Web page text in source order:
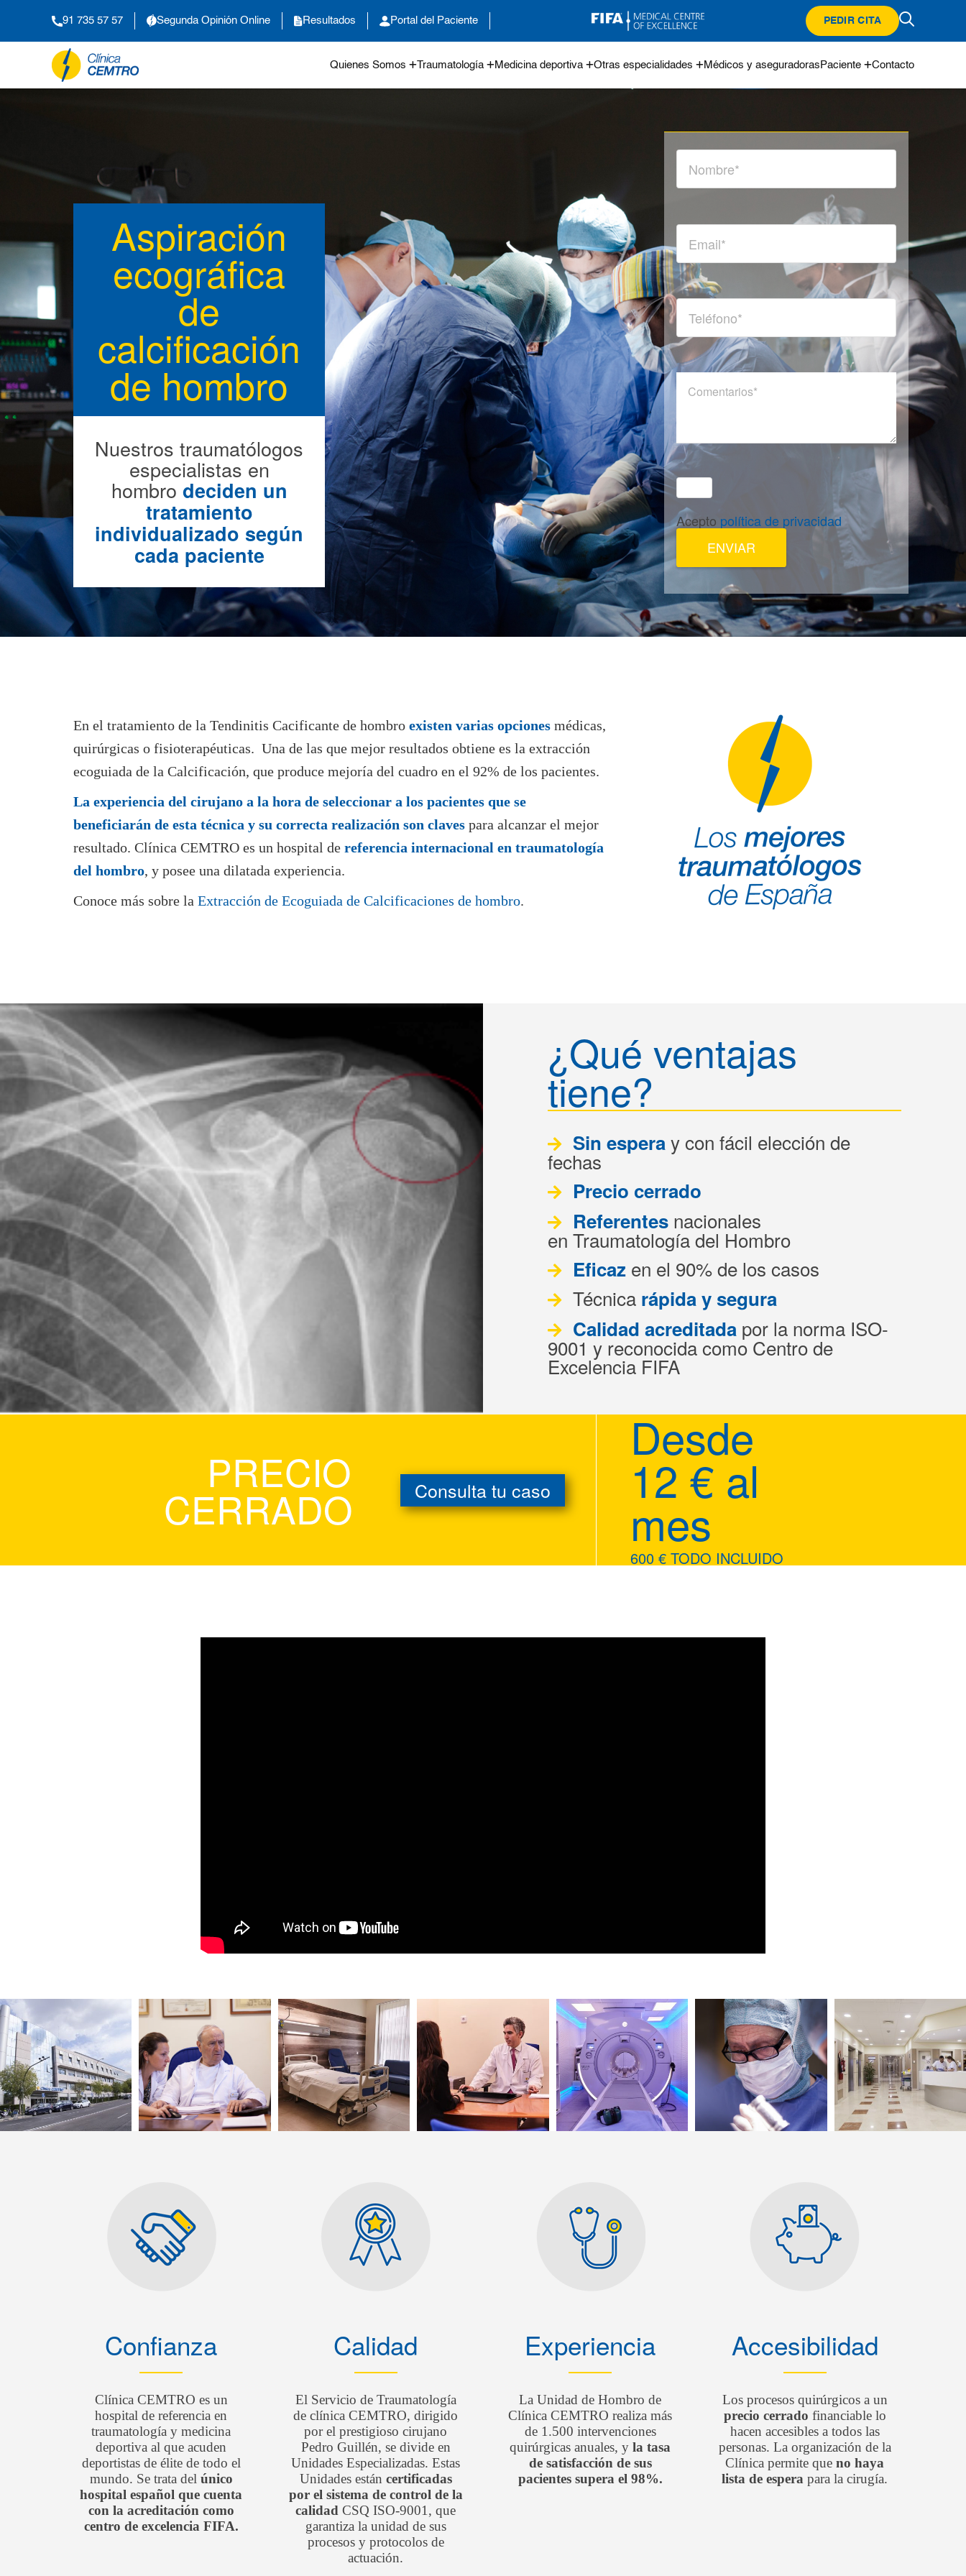
91 735 57 57 Segunda Opinión Online Resultados Portal del Paciente PEDIR CITA
Quienes Somos Traumatología Medicina deportiva Otras especialidades Médicos y aseguradoras Paciente Contacto
Aspiración
ecográfica
de
calcificación
de hombro
Nuestros traumatólogos
especialistas en
hombro deciden un
tratamiento
individualizado según
cada paciente
Acepto política de privacidad
En el tratamiento de la Tendinitis Cacificante de hombro existen varias opciones médicas,
quirúrgicas o fisioterapéuticas. Una de las que mejor resultados obtiene es la extracción
ecoguiada de la Calcificación, que produce mejoría del cuadro en el 92% de los pacientes.
La experiencia del cirujano a la hora de seleccionar a los pacientes que se
beneficiarán de esta técnica y su correcta realización son claves para alcanzar el mejor
resultado. Clínica CEMTRO es un hospital de referencia internacional en traumatología
del hombro, y posee una dilatada experiencia.
Conoce más sobre la Extracción de Ecoguiada de Calcificaciones de hombro.
¿Qué ventajas
tiene?
Sin esperay con fácil elección de
fechas
Precio cerrado
Referentes nacionales
en Traumatología del Hombro
Eficaz en el 90% de los casos
Técnica rápida y segura
Calidad acreditada por la norma ISO-
9001 y reconocida como Centro de
Excelencia FIFA
PRECIO
CERRADO Consulta tu caso
Desde
12 € al
mes
600 € TODO INCLUIDO
Confianza
Clínica CEMTRO es un
hospital de referencia en
traumatología y medicina
deportiva al que acuden
deportistas de élite de todo el
mundo. Se trata del único
hospital español que cuenta
con la acreditación como
centro de excelencia FIFA.
Calidad
El Servicio de Traumatología
de clínica CEMTRO, dirigido
por el prestigioso cirujano
Pedro Guillén, se divide en
Unidades Especializadas. Estas
Unidades están certificadas
por el sistema de control de la
calidad CSQ ISO-9001, que
garantiza la unidad de sus
procesos y protocolos de
actuación.
Experiencia
La Unidad de Hombro de
Clínica CEMTRO realiza más
de 1.500 intervenciones
quirúrgicas anuales, y la tasa
de satisfacción de sus
pacientes supera el 98%.
Accesibilidad
Los procesos quirúrgicos a un
precio cerrado financiable lo
hacen accesibles a todos las
personas. La organización de la
Clínica permite queno haya
lista de espera para la cirugía.